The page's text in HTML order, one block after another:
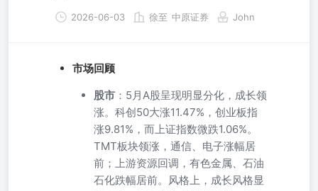
2026-06-03 徐至 中原证券 John
市场回顾
股市 ：5月A股呈现明显分化，成长领
涨。科创50大涨11.47%，创业板指
涨9.81%，而上证指数微跌1.06%。
TMT板块领涨，通信、电子涨幅居
前；上游资源回调，有色金属、石油
石化跌幅居前。风格上，成长风格显